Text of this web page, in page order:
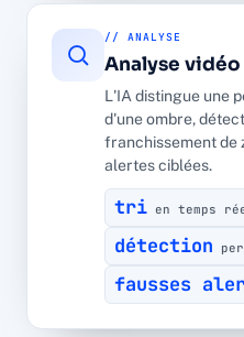
// ANALYSE
Analyse
L'IA distingue une
d'une ombre,
franchissement de
alertes ciblées.
tri en temps
détection
fausses